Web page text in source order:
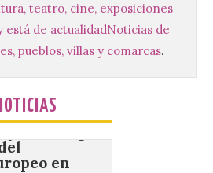
teatro, cine, exposiciones
está de actualidadNoticias de
pueblos, villas y comarcas.
fotografía
nos llega
en